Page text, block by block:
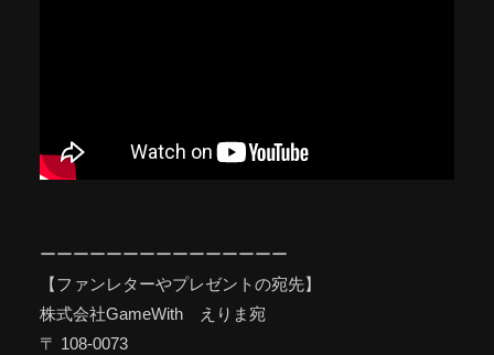
ーーーーーーーーーーーーーーー
【ファンレターやプレゼントの宛先】
株式会社GameWith えりま宛
〒 108-0073